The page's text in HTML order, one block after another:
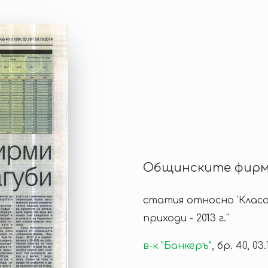
Общинските
статия относно
приходи - 2013 г.''
в-к "Банкеръ", бр. 40,